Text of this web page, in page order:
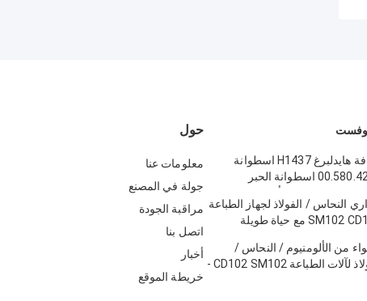
حول
معلومات عنا
جولة في المصنع
مراقبة الجودة
اتصل بنا
أخبار
خريطة الموقع
أجزاء الصحافة هايدلبرغ H1437 اسطوانة
هايدلبرغ 00.580.4275 اسطوانة الحبر
النحاس / الفولاذ لجهاز الطباعة
هايدلبرغ SM102 CD102 مع حياة طويلة
من الألومنيوم / النحاس /
الحديد / الفولاذ لآلات الطباعة CD102 SM102 -